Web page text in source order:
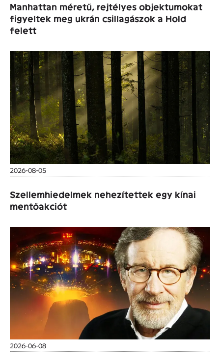
Manhattan méretű, rejtélyes objektumokat
figyeltek meg ukrán csillagászok a Hold
felett
2026-08-05
Szellemhiedelmek nehezítettek egy kínai
mentőakciót
2026-06-08